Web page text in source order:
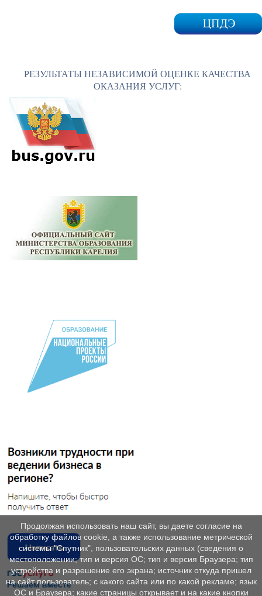
РЕЗУЛЬТАТЫ НЕЗАВИСИМОЙ ОЦЕНКЕ КАЧЕСТВА
ОКАЗАНИЯ УСЛУГ:
Продолжая использовать наш сайт, вы даете согласие на
обработку файлов cookie, а также использование метрической
системы "Спутник", пользовательских данных (сведения о
местоположении; тип и версия ОС; тип и версия Браузера; тип
устройства и разрешение его экрана; источник откуда пришел
на сайт пользователь; с какого сайта или по какой рекламе; язык
ОС и Браузера; какие страницы открывает и на какие кнопки